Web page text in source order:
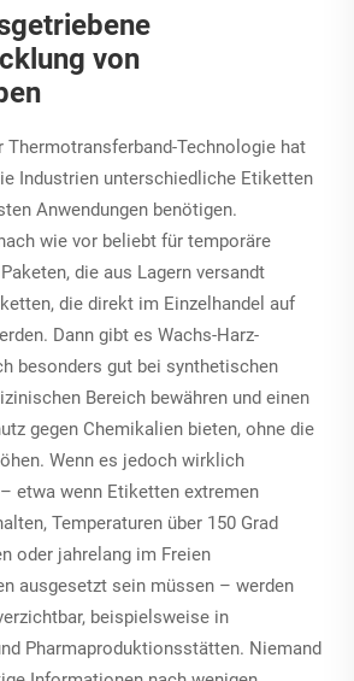
von
Thermotransferband-Technologie hat
Industrien unterschiedliche Etiketten
Anwendungen benötigen.
wie vor beliebt für temporäre
die aus Lagern versandt
die direkt im Einzelhandel auf
Dann gibt es Wachs-Harz-
besonders gut bei synthetischen
Bereich bewähren und einen
gegen Chemikalien bieten, ohne die
Wenn es jedoch wirklich
etwa wenn Etiketten extremen
Temperaturen über 150 Grad
oder jahrelang im Freien
ausgesetzt sein müssen – werden
beispielsweise in
Pharmaproduktionsstätten. Niemand